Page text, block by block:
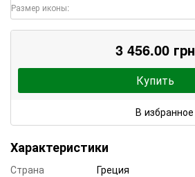
Размер иконы:
3 456.00 грн
Купить
В избранное
Характеристики
Страна
Греция